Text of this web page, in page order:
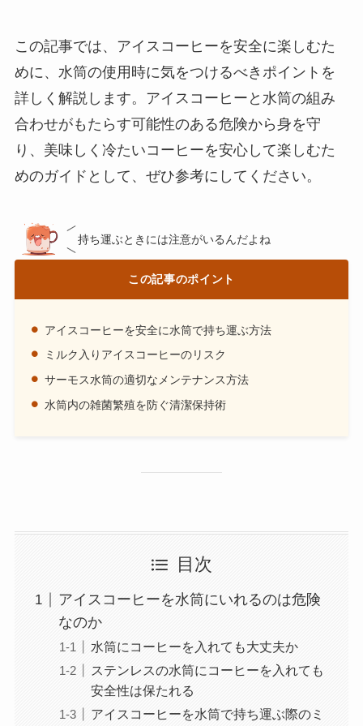
この記事では、アイスコーヒーを安全に楽しむた
めに、水筒の使用時に気をつけるべきポイントを
詳しく解説します。アイスコーヒーと水筒の組み
合わせがもたらす可能性のある危険から身を守
り、美味しく冷たいコーヒーを安心して楽しむた
めのガイドとして、ぜひ参考にしてください。
持ち運ぶときには注意がいるんだよね
この記事のポイント
アイスコーヒーを安全に水筒で持ち運ぶ方法
ミルク入りアイスコーヒーのリスク
サーモス水筒の適切なメンテナンス方法
水筒内の雑菌繁殖を防ぐ清潔保持術
目次
アイスコーヒーを水筒にいれるのは危険
なのか
水筒にコーヒーを入れても大丈夫か
ステンレスの水筒にコーヒーを入れても
安全性は保たれる
アイスコーヒーを水筒で持ち運ぶ際のミ